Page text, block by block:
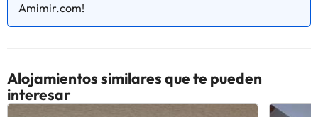
Amimir.com!
Alojamientos similares que te pueden
interesar